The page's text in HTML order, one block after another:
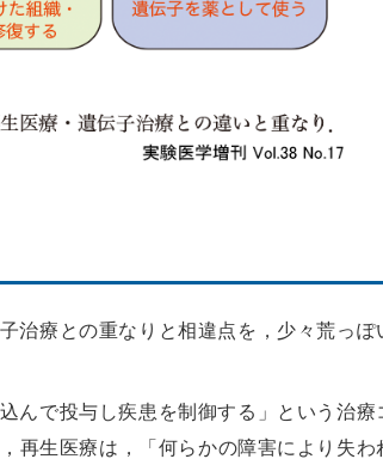
治療との重なりと相違点を，少々荒っぽ
んで投与し疾患を制御する」という治
再生医療は，「何らかの障害により失わ